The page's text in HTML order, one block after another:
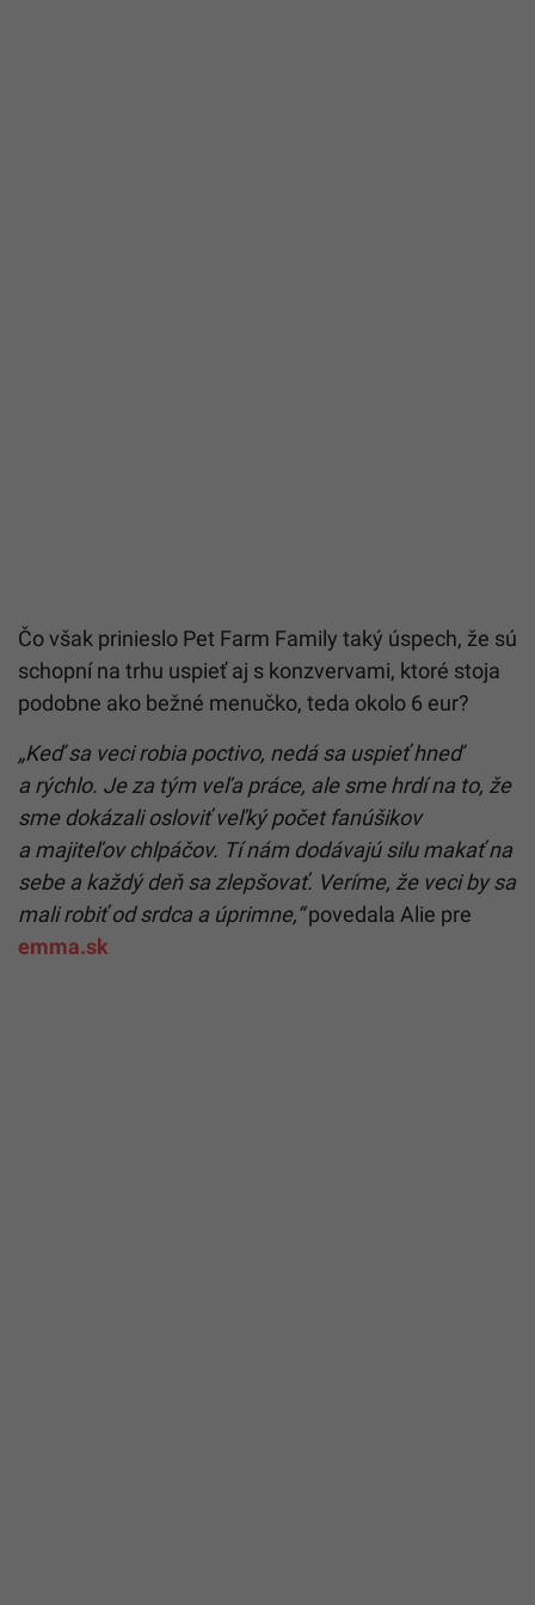
Čo však prinieslo Pet Farm Family taký úspech, že sú
schopní na trhu uspieť aj s konzvervami, ktoré stoja
podobne ako bežné menučko, teda okolo 6 eur?
„Keď sa veci robia poctivo, nedá sa uspieť hneď
a rýchlo. Je za tým veľa práce, ale sme hrdí na to, že
sme dokázali osloviť veľký počet fanúšikov
a majiteľov chlpáčov. Tí nám dodávajú silu makať na
sebe a každý deň sa zlepšovať. Veríme, že veci by sa
mali robiť od srdca a úprimne,“povedala Alie pre
emma.sk